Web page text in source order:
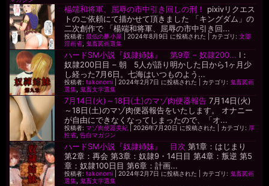
楊端和将軍、屈辱の市中引き回しの刑！
pixivリクエス
トのご依頼にて描かせて頂きました 「キングダム」の
二次創作で 「楊端和将軍、屈辱の市中引き回...
投稿者:最低の豚小屋 |2024年8月9日 に投稿された カテゴリ:文部
淫画省, 鬼畜図画選集
ハードSM小説『奴隷姉妹』 第9章 – 奴隷200... I：
奴隷200日目 – 朝 5人が語り明かした日から1ヶ月少
し経った7月6日。七海はいつものよう...
投稿者:takonomi |2024年2月7日 に投稿された カテゴリ: 鬼畜図画
選集, 鬼畜文学選集
7月14日(火)～18日(土)のマゾ肉便器報告 7月14日(火)
～18日(土)のマゾ肉便器報告をいたします。 オナニー
が自由にできなくなってしまったので、「オ...
投稿者:マゾ肉便器美紀 |2026年7月20日 に投稿された カテゴリ: 厚
性省,告白マガジン
ハードSM小説『奴隷姉妹』 目次 第1章：はじまり
第2章：再会 第3章：奴隷9・14日目 第4章：叛逆 第5
章：奴隷100日目 第6章：計画...
投稿者:takonomi |2024年2月7日 に投稿された カテゴリ: 鬼畜図画
選集, 鬼畜文学選集